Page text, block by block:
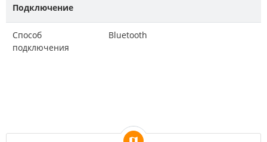
Подключение
Способ
подключения
Bluetooth